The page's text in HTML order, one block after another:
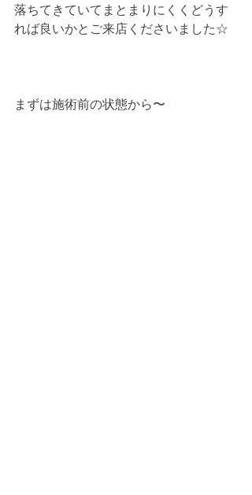
落ちてきていてまとまりにくくどうす
れば良いかとご来店くださいました☆
まずは施術前の状態から〜